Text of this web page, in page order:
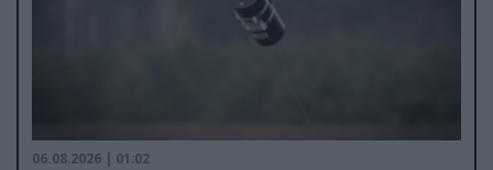
06.08.2026 | 01:02